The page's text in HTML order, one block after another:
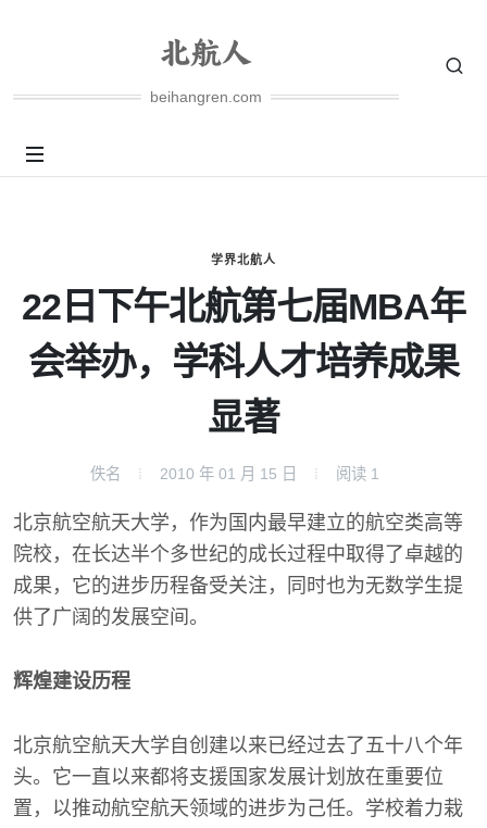
beihangren.com
学界北航人
22日下午北航第七届MBA年
会举办，学科人才培养成果
显著
佚名 2010 年 01 月 15 日 阅读 1
北京航空航天大学，作为国内最早建立的航空类高等
院校，在长达半个多世纪的成长过程中取得了卓越的
成果，它的进步历程备受关注，同时也为无数学生提
供了广阔的发展空间。
辉煌建设历程
北京航空航天大学自创建以来已经过去了五十八个年
头。它一直以来都将支援国家发展计划放在重要位
置，以推动航空航天领域的进步为己任。学校着力栽